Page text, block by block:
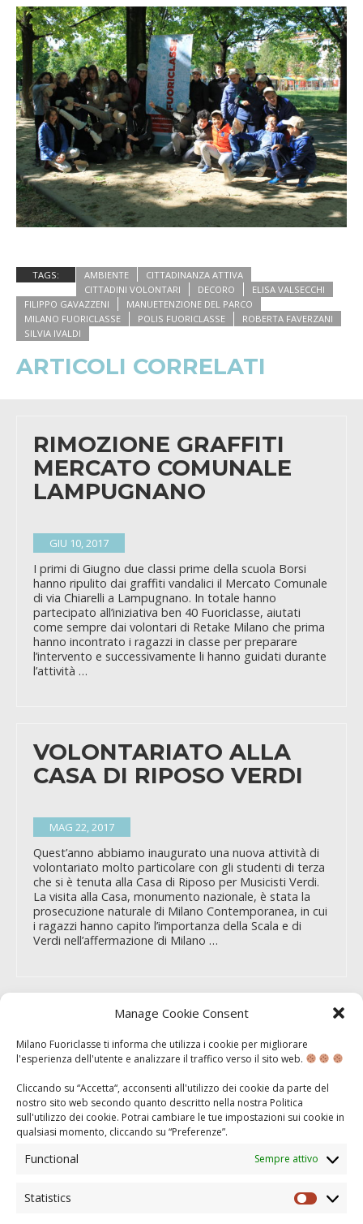
Manage Cookie Consent
Milano Fuoriclasse ti informa che utilizza i cookie per migliorare
l'esperienza dell'utente e analizzare il traffico verso il sito web.
Cliccando su “Accetta“, acconsenti all'utilizzo dei cookie da parte del
nostro sito web secondo quanto descritto nella nostra Politica
sull'utilizzo dei cookie. Potrai cambiare le tue impostazioni sui cookie in
qualsiasi momento, cliccando su “Preferenze”.
Functional Sempre attivo
Statistics
TAGS: AMBIENTE
CITTADINANZA ATTIVA
CITTADINI VOLONTARI
DECORO
ELISA VALSECCHI
FILIPPO GAVAZZENI
MANUETENZIONE DEL PARCO
MILANO FUORICLASSE
POLIS FUORICLASSE
ROBERTA FAVERZANI
SILVIA IVALDI
ARTICOLI CORRELATI
RIMOZIONE GRAFFITI
MERCATO COMUNALE
LAMPUGNANO
GIU 10, 2017
I primi di Giugno due classi prime della scuola Borsi
hanno ripulito dai graffiti vandalici il Mercato Comunale
di via Chiarelli a Lampugnano. In totale hanno
partecipato all’iniziativa ben 40 Fuoriclasse, aiutati
come sempre dai volontari di Retake Milano che prima
hanno incontrato i ragazzi in classe per preparare
l’intervento e successivamente li hanno guidati durante
l’attività …
VOLONTARIATO ALLA
CASA DI RIPOSO VERDI
MAG 22, 2017
Quest’anno abbiamo inaugurato una nuova attività di
volontariato molto particolare con gli studenti di terza
che si è tenuta alla Casa di Riposo per Musicisti Verdi.
La visita alla Casa, monumento nazionale, è stata la
prosecuzione naturale di Milano Contemporanea, in cui
i ragazzi hanno capito l’importanza della Scala e di
Verdi nell’affermazione di Milano …
MILANO
CONTEMPORANEA
MAG 20, 2017
Si sono concluse le uscite di Milano Contemporanea,
l’ultimo dei sei itinerari dedicati alla scoperta di Milano.
L’itinerario dedicato ai ragazzi delle classi terze
rappresenta la conclusione di un percorso durato tre
cultura milanese dalla sua fondazione fino ai giorni